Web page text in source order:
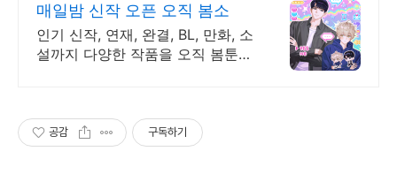
매일밤 신작 오픈 오직 봄소
인기 신작, 연재, 완결, BL, 만화, 소
설까지 다양한 작품을 오직 봄툰에
공감 구독하기